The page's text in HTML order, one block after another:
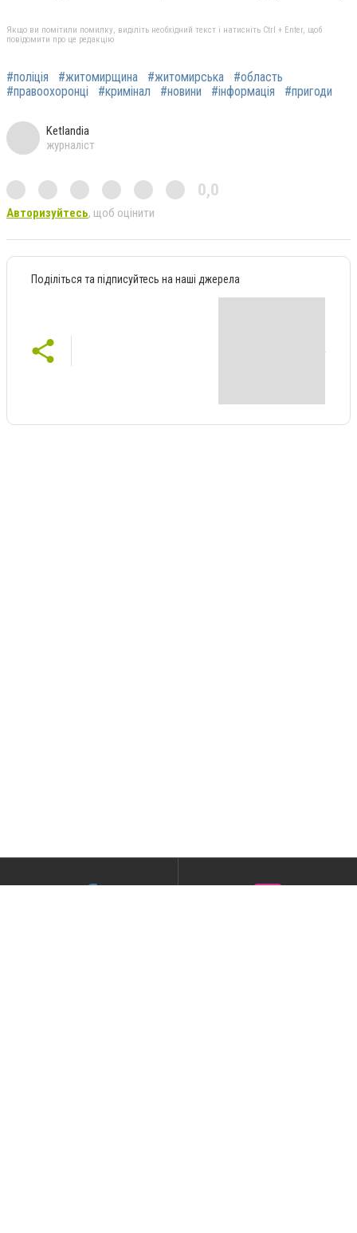
Якщо ви помітили помилку, виділіть необхідний текст і натисніть Ctrl + Enter, щоб
повідомити про це редакцію
#поліція #житомирщина #житомирська
#область
#правоохоронці
#кримінал #новини #інформація #пригоди
Ketlandia
журналіст
0,0
Авторизуйтесь, щоб оцінити
Поділіться та підписуйтесь на наші джерела